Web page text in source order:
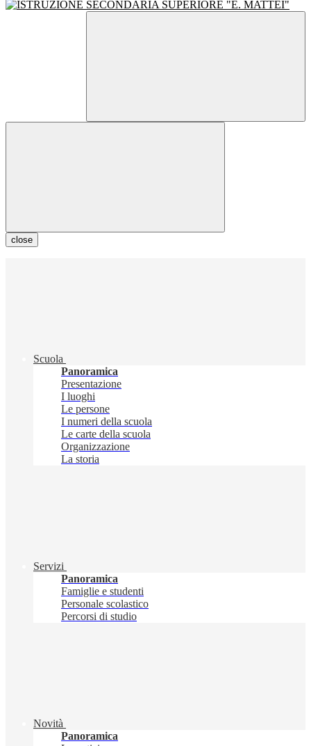
close
Scuola
Panoramica
Presentazione
I luoghi
Le persone
I numeri della scuola
Le carte della scuola
Organizzazione
La storia
Servizi
Panoramica
Famiglie e studenti
Personale scolastico
Percorsi di studio
Novità
Panoramica